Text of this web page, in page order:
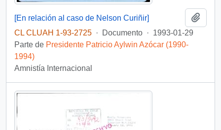
[En relación al caso de Nelson Curiñir]
CL CLUAH 1-93-2725 · Documento · 1993-01-29
Parte de Presidente Patricio Aylwin Azócar (1990-
1994)
Amnistía Internacional